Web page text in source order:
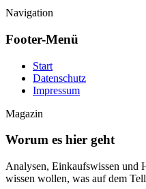
Navigation
Footer-Menü
Start
Datenschutz
Impressum
Magazin
Worum es hier geht
Analysen, Einkaufswissen und
wissen wollen, was auf dem